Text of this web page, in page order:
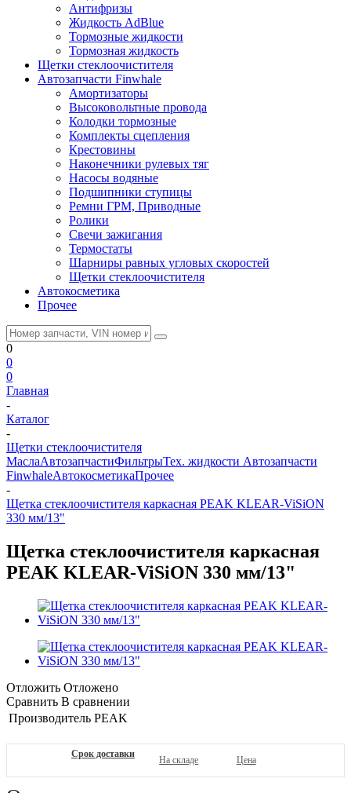
Антифризы
Жидкость AdBlue
Тормозные жидкости
Тормозная жидкость
Щетки стеклоочистителя
Автозапчасти Finwhale
Амортизаторы
Высоковольтные провода
Колодки тормозные
Комплекты сцепления
Крестовины
Наконечники рулевых тяг
Насосы водяные
Подшипники ступицы
Ремни ГРМ, Приводные
Ролики
Свечи зажигания
Термостаты
Шарниры равных угловых скоростей
Щетки стеклоочистителя
Автокосметика
Прочее
0
0
0
Главная
-
Каталог
-
Щетки стеклоочистителя
МаслаАвтозапчастиФильтрыТех. жидкости Автозапчасти
FinwhaleАвтокосметикаПрочее
-
Щетка стеклоочистителя каркасная PEAK KLEAR-ViSiON
330 мм/13"
Щетка стеклоочистителя каркасная
PEAK KLEAR-ViSiON 330 мм/13"
Отложить Отложено
Сравнить В сравнении
Производитель PEAK
Срок доставки
На складе Цена